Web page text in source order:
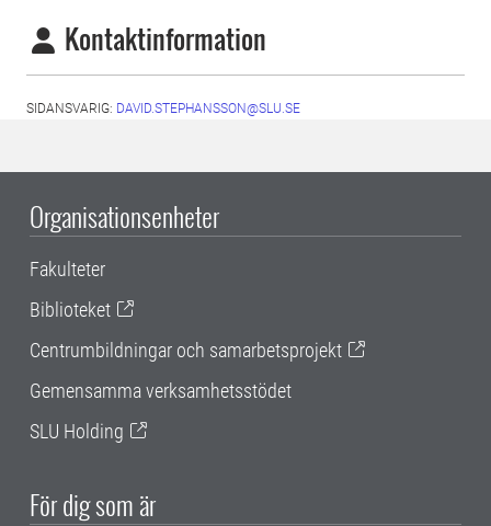
Kontaktinformation
SIDANSVARIG: DAVID.STEPHANSSON@SLU.SE
Organisationsenheter
Fakulteter
Biblioteket
Centrumbildningar och samarbetsprojekt
Gemensamma verksamhetsstödet
SLU Holding
För dig som är